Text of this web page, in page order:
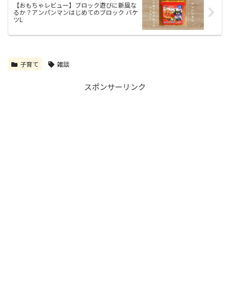
【おもちゃレビュー】ブロック遊びに新風な
るか？アンパンマンはじめてのブロック バケ
ツL
子育て 雑談
スポンサーリンク